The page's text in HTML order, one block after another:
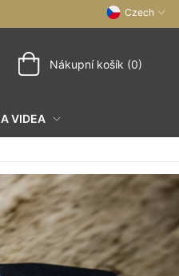
Czech
Nákupní košík (0)
VIDEA